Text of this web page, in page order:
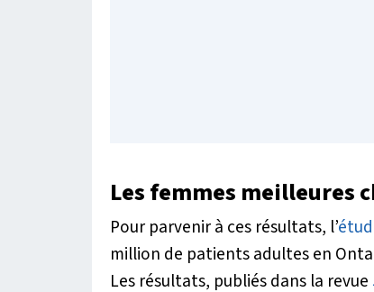
Les femmes meilleures
Pour parvenir à ces résultats, l’
million de patients adultes en
Les résultats, publiés dans la revue